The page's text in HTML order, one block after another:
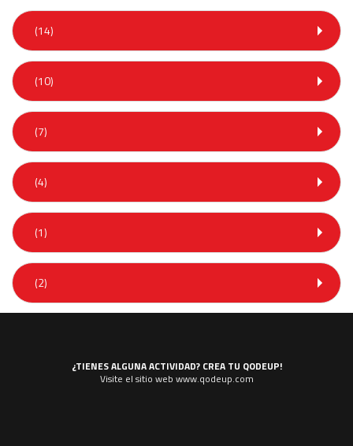
(14)
(10)
(7)
(4)
(1)
(2)
¿TIENES ALGUNA ACTIVIDAD? CREA TU QODEUP!
Visite el sitio web www.qodeup.com